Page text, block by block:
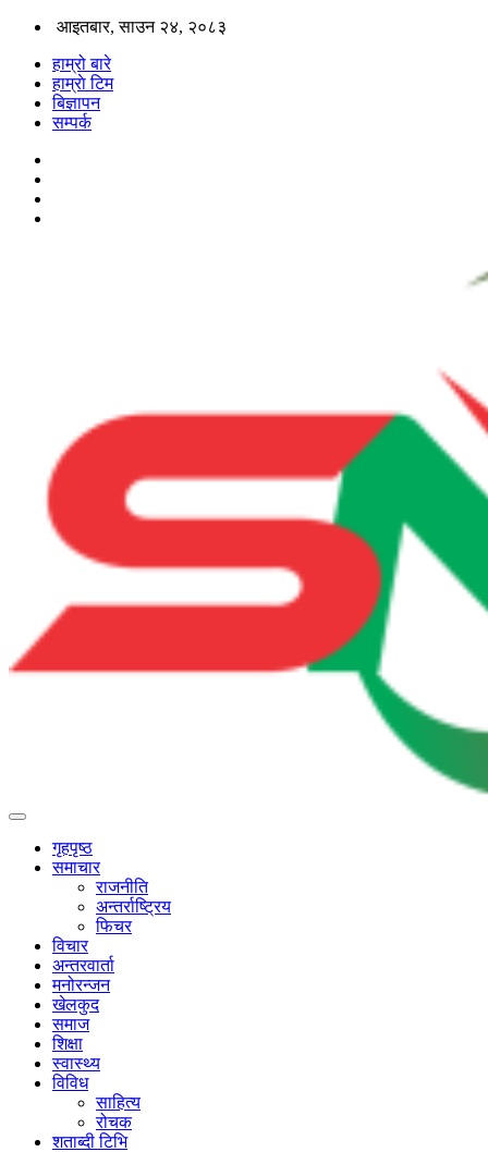
आइतबार, साउन २४, २०८३
हाम्रो बारे
हाम्राे टिम
बिज्ञापन
सम्पर्क
गृहपृष्ठ
समाचार
राजनीति
अन्तर्राष्ट्रिय
फिचर
विचार
अन्तरवार्ता
मनोरन्जन
खेलकुद
समाज
शिक्षा
स्वास्थ्य
विविध
साहित्य
रोचक
शताब्दी टिभि